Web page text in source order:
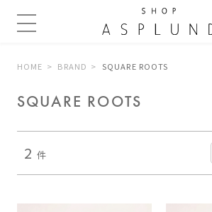
HOME BRAND SQUARE ROOTS
SQUARE ROOTS
2 件